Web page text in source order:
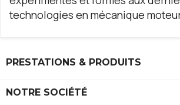
technologies en mécanique
PRESTATIONS & PRODUITS
NOTRE SOCIÉTÉ